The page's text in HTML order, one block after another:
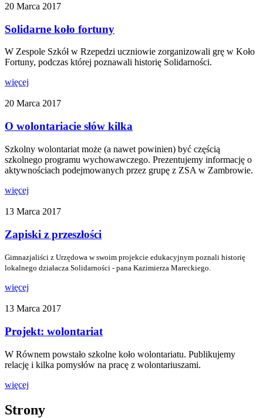
20 Marca 2017
Solidarne koło fortuny
W Zespole Szkół w Rzepedzi uczniowie zorganizowali grę w Koło
Fortuny, podczas której poznawali historię Solidarności.
więcej
20 Marca 2017
O wolontariacie słów kilka
Szkolny wolontariat może (a nawet powinien) być częścią
szkolnego programu wychowawczego. Prezentujemy informację o
aktywnościach podejmowanych przez grupę z ZSA w Zambrowie.
więcej
13 Marca 2017
Zapiski z przeszłości
Gimnazjaliści z Urzędowa w swoim projekcie edukacyjnym poznali historię
lokalnego działacza Solidarności - pana Kazimierza Mareckiego.
więcej
13 Marca 2017
Projekt: wolontariat
W Równem powstało szkolne koło wolontariatu. Publikujemy
relację i kilka pomysłów na pracę z wolontariuszami.
więcej
Strony